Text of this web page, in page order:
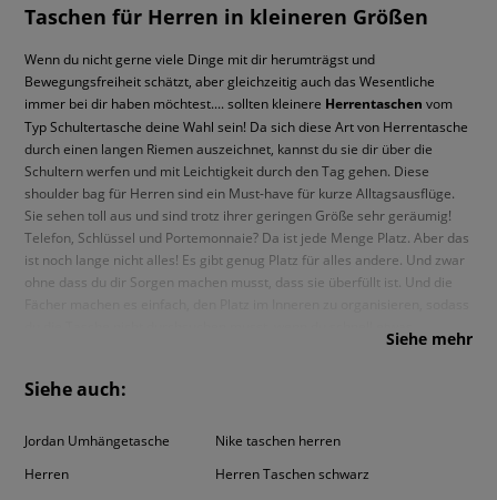
Taschen für Herren in kleineren Größen
Wenn du nicht gerne viele Dinge mit dir herumträgst und
Bewegungsfreiheit schätzt, aber gleichzeitig auch das Wesentliche
immer bei dir haben möchtest.... sollten kleinere Herrentaschen vom
Typ Schultertasche deine Wahl sein! Da sich diese Art von Herrentasche
durch einen langen Riemen auszeichnet, kannst du sie dir über die
Schultern werfen und mit Leichtigkeit durch den Tag gehen. Diese
shoulder bag für Herren sind ein Must-have für kurze Alltagsausflüge.
Sie sehen toll aus und sind trotz ihrer geringen Größe sehr geräumig!
Telefon, Schlüssel und Portemonnaie? Da ist jede Menge Platz. Aber das
ist noch lange nicht alles! Es gibt genug Platz für alles andere. Und zwar
ohne dass du dir Sorgen machen musst, dass sie überfüllt ist. Und die
herausnehmen willst. OK, Funktionalität ist eine Sache. Aber wir alle
Design? Sei versichert, dass du im Sizeer Angebote von Marken wie
Klassische, glatte Modelle mit leichten Logos, Herrentaschen in
Wofür wirst du dich entscheiden? Gestalte deine Garderobe nach deinen
Siehe mehr
Siehe auch:
Jordan Umhängetasche
Herren
Nike taschen herren
Herren Taschen schwarz